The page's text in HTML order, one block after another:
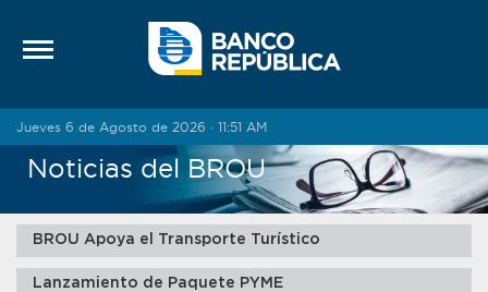
Jueves 6 de Agosto de 2026 · 11:51 AM
Noticias del BROU
BROU Apoya el Transporte Turístico
Lanzamiento de Paquete PYME